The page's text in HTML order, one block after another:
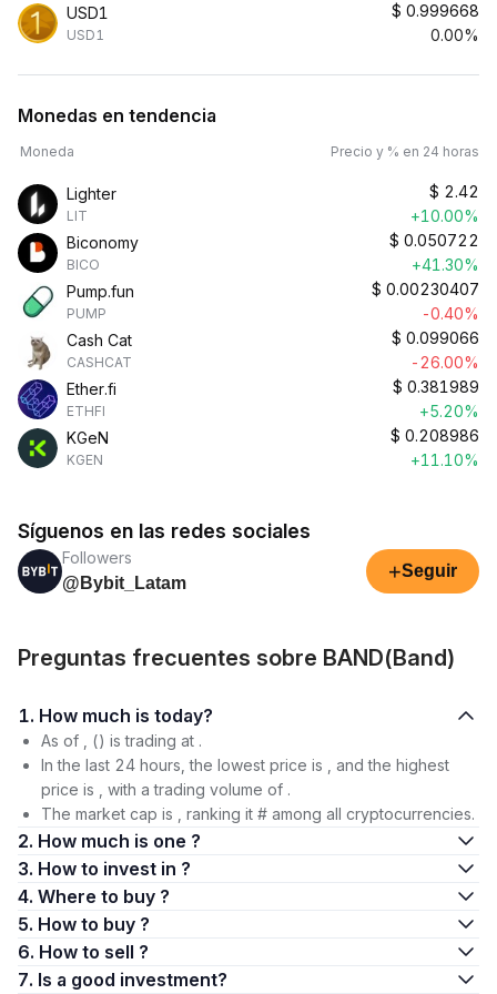
USD1
USD1
$ 0.999668
0.00%
Monedas en tendencia
Moneda Precio y % en 24 horas
Lighter
LIT
$ 2.42
+10.00%
Biconomy
BICO
$ 0.050722
+41.30%
Pump.fun
PUMP
$ 0.00230407
-0.40%
Cash Cat
CASHCAT
$ 0.099066
-26.00%
Ether.fi
ETHFI
$ 0.381989
+5.20%
KGeN
KGEN
$ 0.208986
+11.10%
Síguenos en las redes sociales
Followers
@Bybit_Latam
+Seguir
Preguntas frecuentes sobre BAND(Band)
1. How much is today?
As of , () is trading at .
In the last 24 hours, the lowest price is , and the highest
price is , with a trading volume of .
The market cap is , ranking it # among all cryptocurrencies.
2. How much is one ?
3. How to invest in ?
4. Where to buy ?
5. How to buy ?
6. How to sell ?
7. Is a good investment?